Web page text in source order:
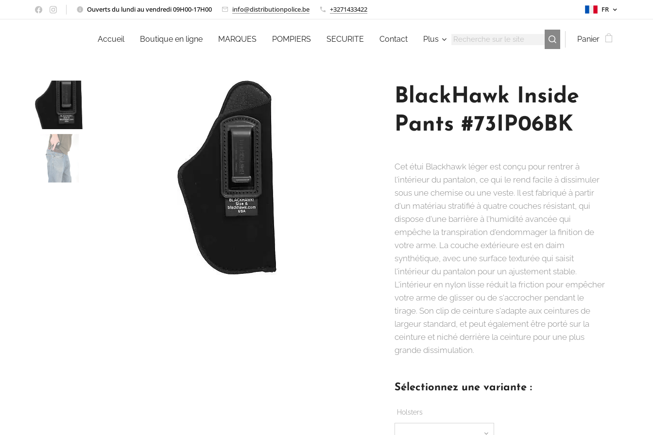
Ouverts du lundi au vendredi 09H00-17H00 info@distributionpolice.be +3271433422 FR
Accueil Boutique en ligne MARQUES POMPIERS SECURITE Contact Plus Panier
BlackHawk Inside
Pants #73IP06BK
Cet étui Blackhawk léger est conçu pour rentrer à
l'intérieur du pantalon, ce qui le rend facile à dissimuler
sous une chemise ou une veste. Il est fabriqué à partir
d'un matériau stratifié à quatre couches résistant, qui
dispose d'une barrière à l'humidité avancée qui
empêche la transpiration d'endommager la finition de
votre arme. La couche extérieure est en daim
synthétique, avec une surface texturée qui saisit
l'intérieur du pantalon pour un ajustement stable.
L'intérieur en nylon lisse réduit la friction pour empêcher
votre arme de glisser ou de s'accrocher pendant le
tirage. Son clip de ceinture s'adapte aux ceintures de
largeur standard, et peut également être porté sur la
ceinture et niché derrière la ceinture pour une plus
grande dissimulation.
Sélectionnez une variante :
Holsters